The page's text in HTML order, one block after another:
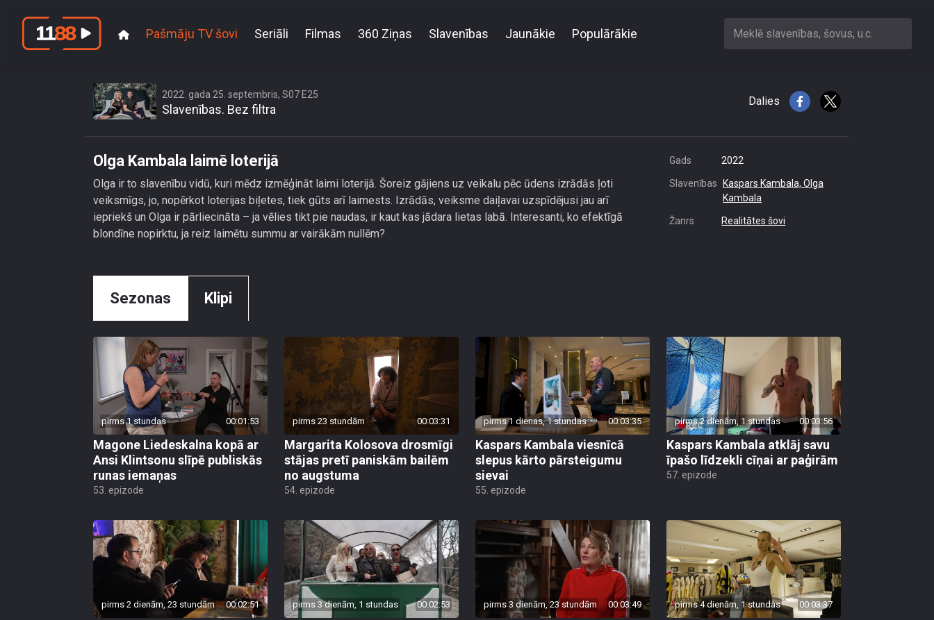
Pašmāju TV šovi Seriāli Filmas 360 Ziņas Slavenības Jaunākie Populārākie Meklē slavenības, šovus, u.c.
2022. gada 25. septembris, S07 E25
Slavenības. Bez filtra
Dalies
Olga Kambala laimē loterijā
Olga ir to slavenību vidū, kuri mēdz izmēģināt laimi loterijā. Šoreiz gājiens uz veikalu pēc ūdens izrādās ļoti
veiksmīgs, jo, nopērkot loterijas biļetes, tiek gūts arī laimests. Izrādās, veiksme daiļavai uzspīdējusi jau arī
iepriekš un Olga ir pārliecināta – ja vēlies tikt pie naudas, ir kaut kas jādara lietas labā. Interesanti, ko efektīgā
blondīne nopirktu, ja reiz laimētu summu ar vairākām nullēm?
Gads 2022
Slavenības Kaspars Kambala, Olga
Kambala
Žanrs Realitātes šovi
Sezonas Klipi
pirms 1 stundas 00:01:53
Magone Liedeskalna kopā ar
Ansi Klintsonu slīpē publiskās
runas iemaņas
53. epizode
pirms 23 stundām 00:03:31
Margarita Kolosova drosmīgi
stājas pretī paniskām bailēm
no augstuma
54. epizode
pirms 1 dienas, 1 stundas 00:03:35
Kaspars Kambala viesnīcā
slepus kārto pārsteigumu
sievai
55. epizode
pirms 2 dienām, 1 stundas 00:03:56
Kaspars Kambala atklāj savu
īpašo līdzekli cīņai ar paģirām
57. epizode
pirms 2 dienām, 23 stundām 00:02:51 pirms 3 dienām, 1 stundas 00:02:53 pirms 3 dienām, 23 stundām 00:03:49 pirms 4 dienām, 1 stundas 00:03:37